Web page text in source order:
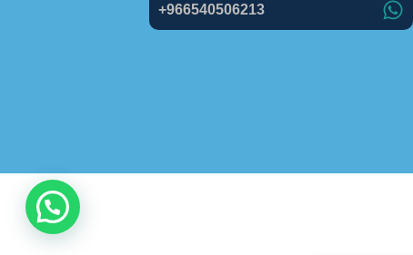
966540506213+